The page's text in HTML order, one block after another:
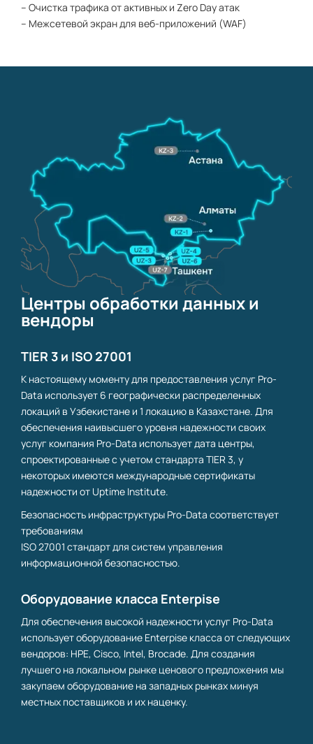
– Очистка трафика от активных и Zero Day атак
– Межсетевой экран для веб-приложений (WAF)
Центры обработки данных и
вендоры
TIER 3 и ISO 27001
К настоящему моменту для предоставления услуг Pro-
Data использует 6 географически распределенных
локаций в Узбекистане и 1 локацию в Казахстане. Для
обеспечения наивысшего уровня надежности своих
услуг компания Pro-Data использует дата центры,
спроектированные с учетом стандарта TIER 3, у
некоторых имеются международные сертификаты
надежности от Uptime Institute.
Безопасность инфраструктуры Pro-Data соответствует
требованиям
ISO 27001 стандарт для систем управления
информационной безопасностью.
Оборудование класса Enterpise
Для обеспечения высокой надежности услуг Pro-Data
использует оборудование Enterpise класса от следующих
вендоров: HPE, Cisco, Intel, Brocade. Для создания
лучшего на локальном рынке ценового предложения мы
закупаем оборудование на западных рынках минуя
местных поставщиков и их наценку.